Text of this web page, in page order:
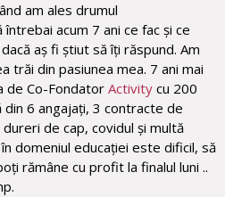
am ales drumul
acum 7 ani ce fac și ce
aș fi știut să îți răspund. Am
trăi din pasiunea mea. 7 ani mai
de Co-Fondator Activity cu 200
6 angajați, 3 contracte de
de cap, covidul și multă
domeniul educației este dificil, să
rămâne cu profit la finalul luni ..